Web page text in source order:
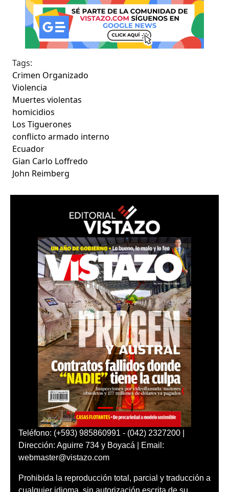
Tags:
Crimen Organizado
Violencia
Muertes violentas
homicidios
Los Tiguerones
conflicto armado interno
Ecuador
Gian Carlo Loffredo
John Reimberg
Teléfono: (+593) 985860991 - (042) 2327200 |
Dirección: Aguirre 734 y Boyacá | Email:
webmaster@vistazo.com
Prohibida la reproducción total, parcial y traducción a